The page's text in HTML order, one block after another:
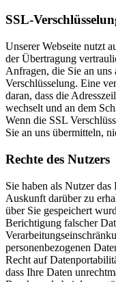
SSL-
Unserer Webseite nutzt
der Übertragung
Anfragen, die Sie an uns
Verschlüsselung. Eine
daran, dass die
wechselt und an dem
Wenn die SSL
Sie an uns übermitteln,
Rechte des Nutzers
Sie haben als Nutzer
Auskunft darüber zu
über Sie gespeichert
Berichtigung falscher
personenbezogenen
Recht auf
dass Ihre Daten